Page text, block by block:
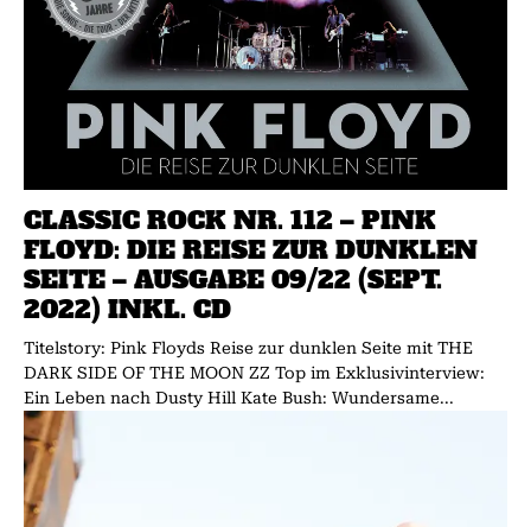
CLASSIC ROCK NR. 112 – PINK
FLOYD: DIE REISE ZUR DUNKLEN
SEITE – AUSGABE 09/22 (SEPT.
2022) INKL. CD
Titelstory: Pink Floyds Reise zur dunklen Seite mit THE
DARK SIDE OF THE MOON ZZ Top im Exklusivinterview:
Ein Leben nach Dusty Hill Kate Bush: Wundersame...